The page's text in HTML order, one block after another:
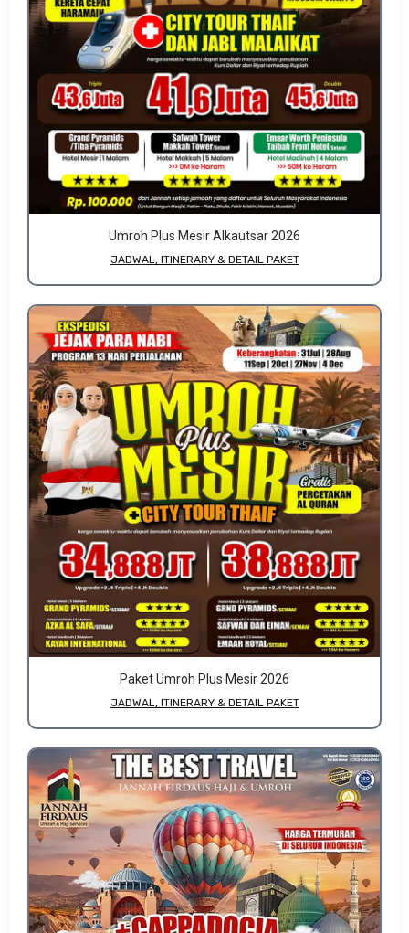
Umroh Plus Mesir Alkautsar 2026
JADWAL, ITINERARY & DETAIL PAKET
Paket Umroh Plus Mesir 2026
JADWAL, ITINERARY & DETAIL PAKET